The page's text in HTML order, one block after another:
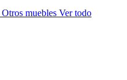
Otros muebles Ver todo